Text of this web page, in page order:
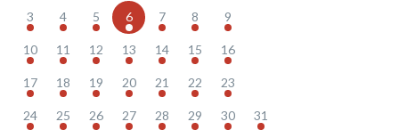
3 4 5 6 7 8 9
10 11 12 13 14 15 16
17 18 19 20 21 22 23
24 25 26 27 28 29 30 31